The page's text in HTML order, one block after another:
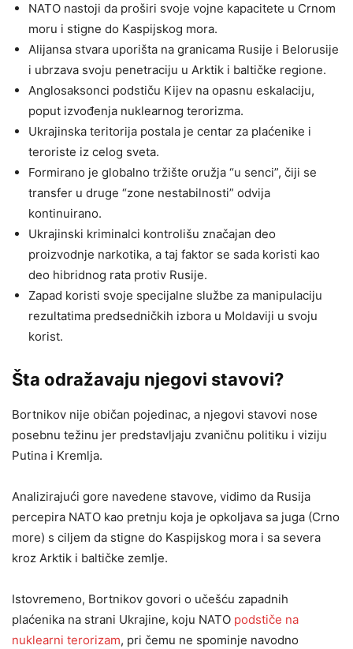
NATO nastoji da proširi svoje vojne kapacitete u Crnom
moru i stigne do Kaspijskog mora.
Alijansa stvara uporišta na granicama Rusije i Belorusije
i ubrzava svoju penetraciju u Arktik i baltičke regione.
Anglosaksonci podstiču Kijev na opasnu eskalaciju,
poput izvođenja nuklearnog terorizma.
Ukrajinska teritorija postala je centar za plaćenike i
teroriste iz celog sveta.
Formirano je globalno tržište oružja “u senci”, čiji se
transfer u druge “zone nestabilnosti” odvija
kontinuirano.
Ukrajinski kriminalci kontrolišu značajan deo
proizvodnje narkotika, a taj faktor se sada koristi kao
deo hibridnog rata protiv Rusije.
Zapad koristi svoje specijalne službe za manipulaciju
rezultatima predsedničkih izbora u Moldaviji u svoju
korist.
Šta odražavaju njegovi stavovi?
Bortnikov nije običan pojedinac, a njegovi stavovi nose
posebnu težinu jer predstavljaju zvaničnu politiku i viziju
Putina i Kremlja.
Analizirajući gore navedene stavove, vidimo da Rusija
percepira NATO kao pretnju koja je opkoljava sa juga (Crno
more) s ciljem da stigne do Kaspijskog mora i sa severa
kroz Arktik i baltičke zemlje.
Istovremeno, Bortnikov govori o učešću zapadnih
plaćenika na strani Ukrajine, koju NATO podstiče na
nuklearni terorizam, pri čemu ne spominje navodno